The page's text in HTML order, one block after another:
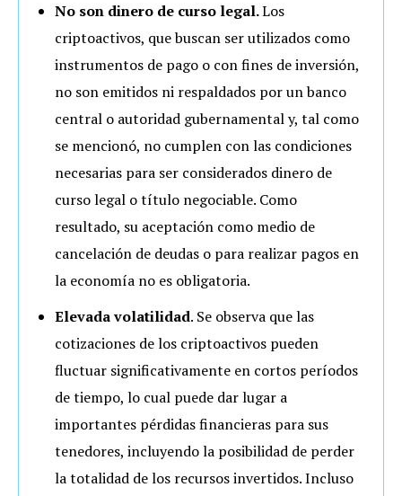
No son dinero de curso legal.Los
criptoactivos, que buscan ser utilizados como
instrumentos de pago o con fines de inversión,
no son emitidos ni respaldados por un banco
central o autoridad gubernamental y, tal como
se mencionó, no cumplen con las condiciones
necesarias para ser considerados dinero de
curso legal o título negociable. Como
resultado, su aceptación como medio de
cancelación de deudas o para realizar pagos en
la economía no es obligatoria.
Elevada volatilidad. Se observa que las
cotizaciones de los criptoactivos pueden
fluctuar significativamente en cortos períodos
de tiempo, lo cual puede dar lugar a
importantes pérdidas financieras para sus
tenedores, incluyendo la posibilidad de perder
la totalidad de los recursos invertidos. Incluso